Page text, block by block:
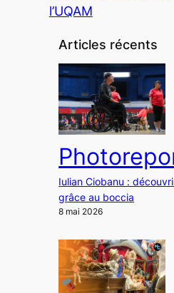
l’UQAM
Articles récents
Iulian Ciobanu :
grâce au boccia
8 mai 2026